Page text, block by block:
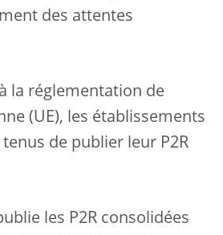
des attentes
la réglementation de
(UE), les établissements
de publier leur P2R
les P2R consolidées